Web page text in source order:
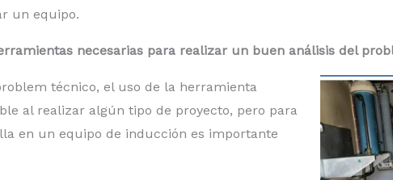
un equipo.
necesarias para realizar un buen análisis del
técnico, el uso de la herramienta
al realizar algún tipo de proyecto, pero para
en un equipo de inducción es importante